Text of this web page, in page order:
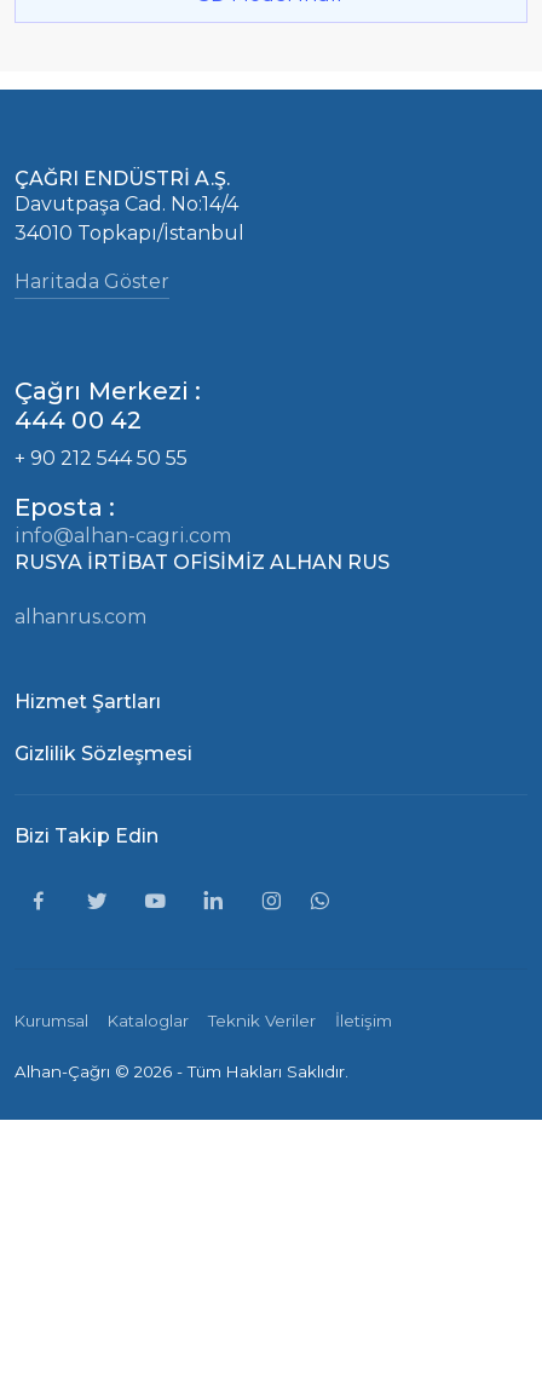
ÇAĞRI ENDÜSTRİ A.Ş.
Davutpaşa Cad. No:14/4
34010 Topkapı/İstanbul
Haritada Göster
Çağrı Merkezi :
444 00 42
+ 90 212 544 50 55
Eposta :
info@alhan-cagri.com
RUSYA İRTİBAT OFİSİMİZ ALHAN RUS
alhanrus.com
Hizmet Şartları
Gizlilik Sözleşmesi
Bizi Takip Edin
Kurumsal Kataloglar Teknik Veriler İletişim
Alhan-Çağrı © 2026 - Tüm Hakları Saklıdır.